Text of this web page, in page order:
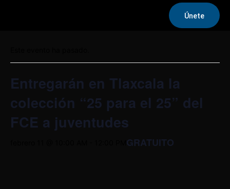
Únete
Entregarán en Tlaxcala la
colección “25 para el 25” del
FCE a juventudes
GRATUITO